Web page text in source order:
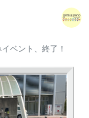
ベント、終了！